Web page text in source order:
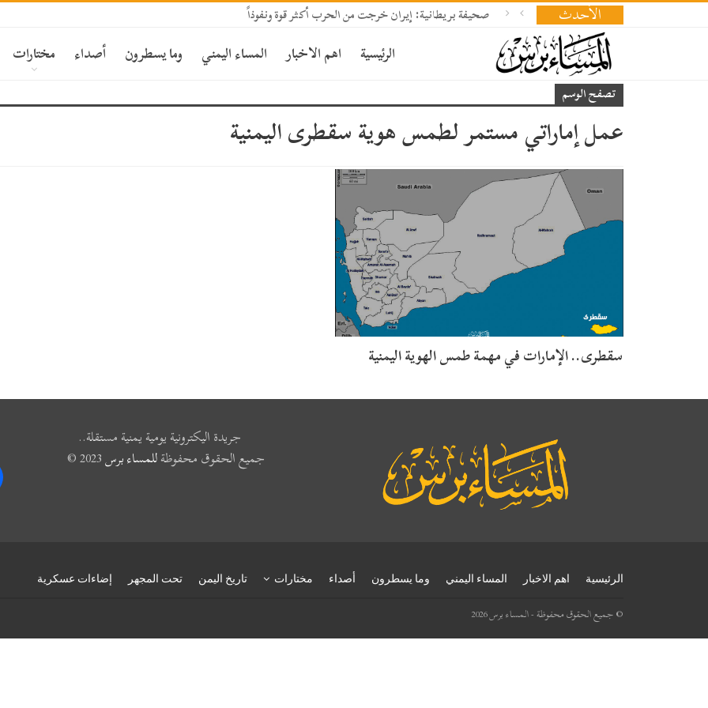
الأحدث صحيفة بريطانية: إيران خرجت من الحرب أكثر قوة ونفوذاً
الرئيسية اهم الاخبار المساء اليمني وما يسطرون أصداء مختارات
تصفح الوسم
عمل إماراتي مستمر لطمس هوية سقطرى اليمنية
سقطرى.. الإمارات في مهمة طمس الهوية اليمنية
جريدة اليكترونية يومية يمنية مستقلة..
جميع الحقوق محفوظةللمساء برس
الرئيسية اهم الاخبار المساء اليمني وما يسطرون أصداء مختارات تاريخ اليمن تحت المجهر إضاءات عسكرية
© جميع الحقوق محفوظة - المساء برس 2026